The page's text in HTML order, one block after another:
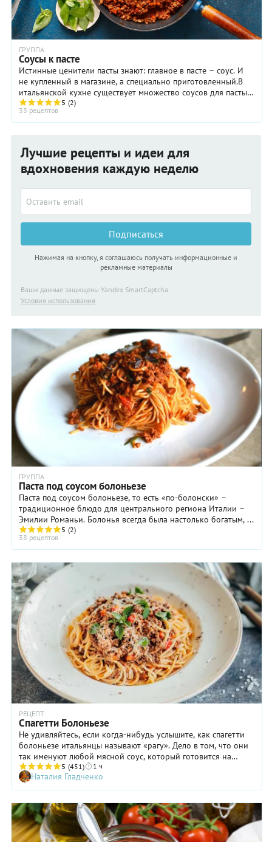
ГРУППА
Соусы к пасте
Истинные ценители пасты знают: главное в пасте – соус. И
не купленный в магазине, а специально приготовленный.В
итальянской кухне существует множество соусов для пасты.
Вот лишь некоторые из них ...
5 (2)
33 рецептов
Лучшие рецепты и идеи для
вдохновения каждую неделю
Подписаться
Нажимая на кнопку, я соглашаюсь получать информационные и
рекламные материалы
Ваши данные защищены Yandex SmartCaptcha
Условия использования
ГРУППА
Паста под соусом болоньезе
Паста под соусом болоньезе, то есть «по-болонски» –
традиционное блюдо для центрального региона Италии –
Эмилии Романьи. Болонья всегда была настолько богатым, ...
5 (2)
38 рецептов
РЕЦЕПТ
Спагетти Болоньезе
Не удивляйтесь, если когда-нибудь услышите, как спагетти
болоньезе итальянцы называют «рагу». Дело в том, что они
так именуют любой мясной соус, который готовится на
слабом огне в течение нескольких часов. Да-да, изначально
приготовление спагетти болоньезе (или пасты болоньезе)
занимало чуть ли не полдня! А еще говорят, что самый
старый рецепт соуса, созданный в городе Болонья (отсюда и
название), состоял совсем из других ингредиентов: из
куриной печенки, трюфелей и сливок. Но в современном
мире дело обстоит иначе. Во-первых, готовят соус
5 (451) 1 ч
Наталия Гладченко